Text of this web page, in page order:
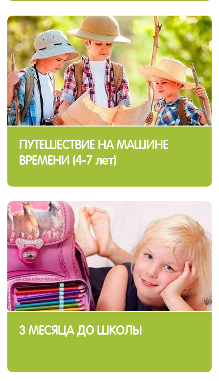
ПУТЕШЕСТВИЕ НА МАШИНЕ
ВРЕМЕНИ (4-7 лет)
3 МЕСЯЦА ДО ШКОЛЫ